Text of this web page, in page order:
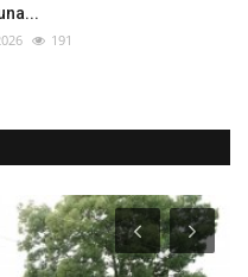
191